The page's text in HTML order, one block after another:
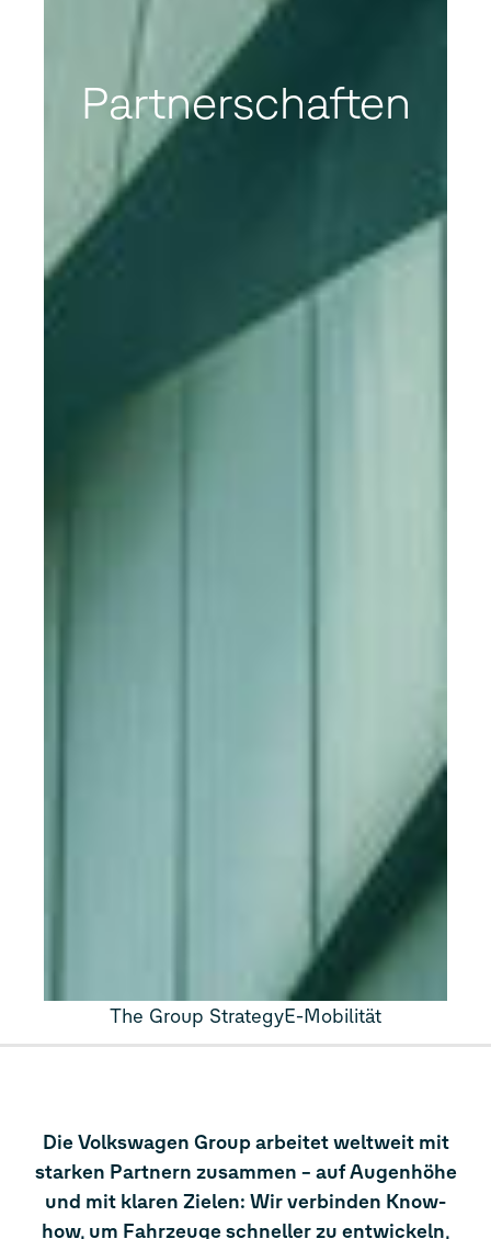
Partnerschaften
The Group StrategyE-Mobilität
Die Volkswagen Group arbeitet weltweit mit
starken Partnern zusammen – auf Augenhöhe
und mit klaren Zielen: Wir verbinden Know-
how, um Fahrzeuge schneller zu entwickeln,